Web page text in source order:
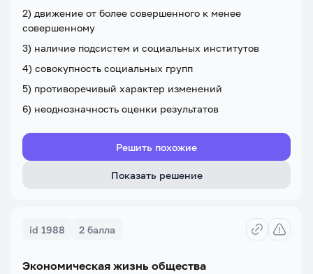
2) движение от более совершенного к менее
совершенному
3) наличие подсистем и социальных институтов
4) совокупность социальных групп
5) противоречивый характер изменений
6) неоднозначность оценки результатов
Показать решение
Решить похожие
id 1988 2 балла
Экономическая жизнь общества